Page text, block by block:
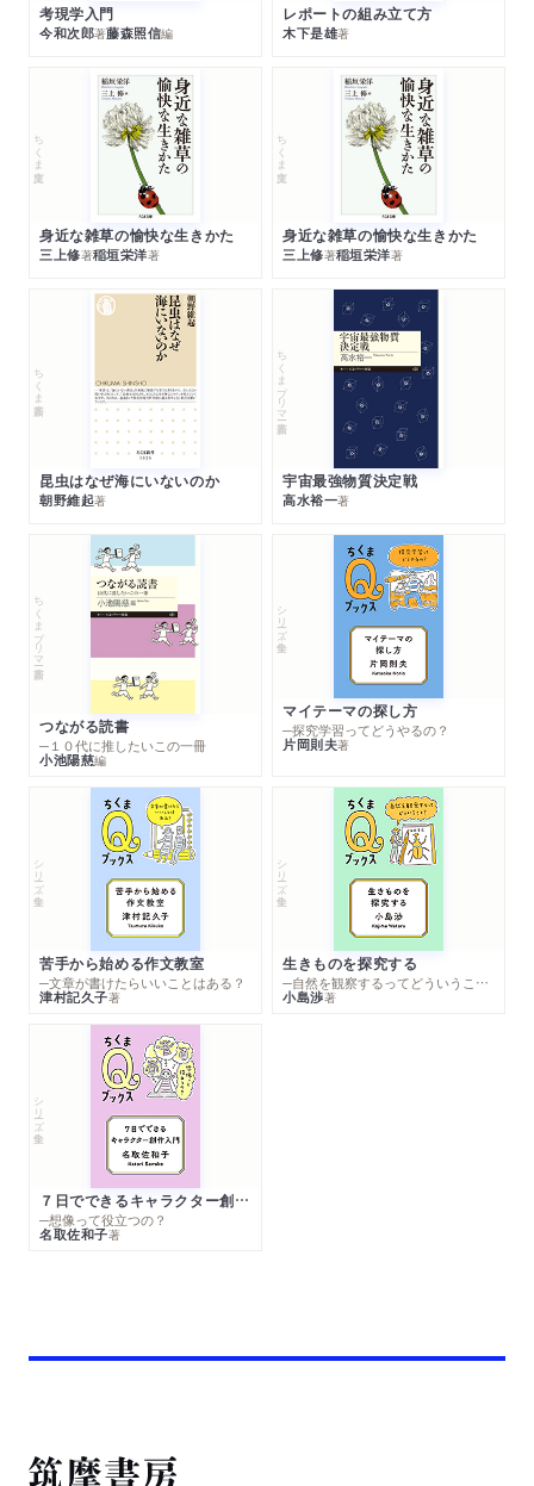
考現学入門
今和次郎著藤森照信編
レポートの組み立て方
木下是雄著
ちくま文庫
身近な雑草の愉快な生きかた
三上修著稲垣栄洋著
ちくま文庫
身近な雑草の愉快な生きかた
三上修著稲垣栄洋著
ちくま新書
昆虫はなぜ海にいないのか
朝野維起著
ちくまプリマー新書
宇宙最強物質決定戦
高水裕一著
ちくまプリマー新書
つながる読書
─１０代に推したいこの一冊
小池陽慈編
シリーズ・全集
マイテーマの探し方
─探究学習ってどうやるの？
片岡則夫著
シリーズ・全集
苦手から始める作文教室
─文章が書けたらいいことはある？
津村記久子著
シリーズ・全集
生きものを探究する
─自然を観察するってどういうこと？
小島渉著
シリーズ・全集
７日でできるキャラクター創作入門
─想像って役立つの？
名取佐和子著